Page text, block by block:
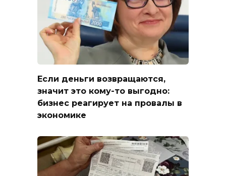
Если деньги возвращаются,
значит это кому-то выгодно:
бизнес реагирует на провалы в
экономике